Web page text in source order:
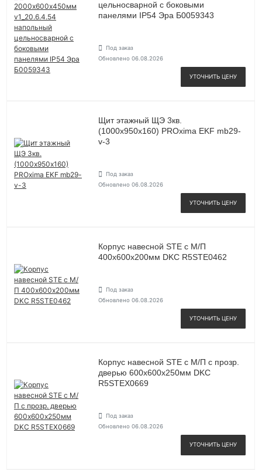
цельносварной с боковыми
панелями IP54 Эра Б0059343
Под заказ
Обновлено 06.08.2026
УТОЧНИТЬ ЦЕНУ
Щит этажный ЩЭ 3кв.
(1000х950х160) PROxima EKF mb29-
v-3
Под заказ
Обновлено 06.08.2026
УТОЧНИТЬ ЦЕНУ
Корпус навесной STE с М/П
400х600х200мм DKC R5STE0462
Под заказ
Обновлено 06.08.2026
УТОЧНИТЬ ЦЕНУ
Корпус навесной STE с М/П с прозр.
дверью 600х600х250мм DKC
R5STEX0669
Под заказ
Обновлено 06.08.2026
УТОЧНИТЬ ЦЕНУ